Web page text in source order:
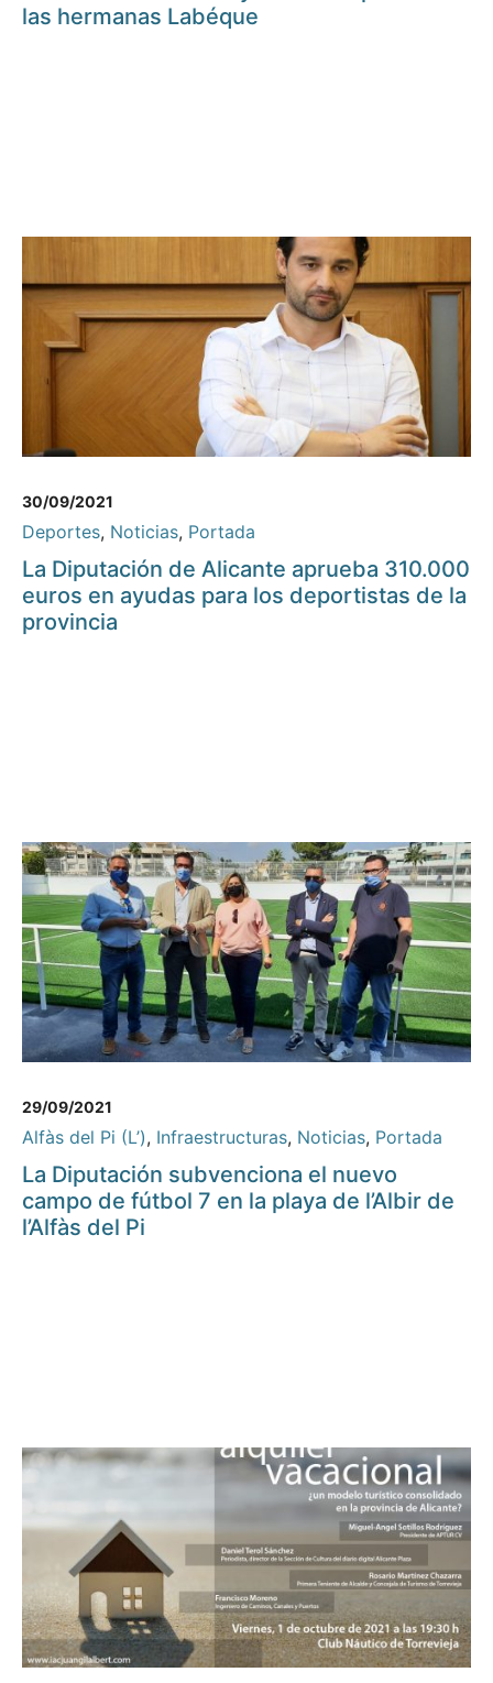
las hermanas Labéque
30/09/2021
Deportes, Noticias, Portada
La Diputación de Alicante aprueba 310.000
euros en ayudas para los deportistas de la
provincia
29/09/2021
Alfàs del Pi (L’), Infraestructuras, Noticias, Portada
La Diputación subvenciona el nuevo
campo de fútbol 7 en la playa de l’Albir de
l’Alfàs del Pi